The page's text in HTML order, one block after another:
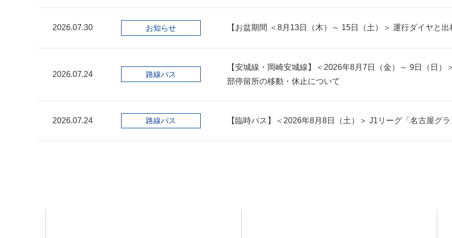
2026.07.30 お知らせ 【お盆期間 ＜8月13日（木）～ 15日（土）＞ 運行ダイヤと
2026.07.24 路線バス
【安城線・岡崎安城線】＜2026年8月7日（金）～ 9日（日
部停留所の移動・休止について
2026.07.24 路線バス 【臨時バス】＜2026年8月8日（土）＞ J1リーグ「名古屋グ